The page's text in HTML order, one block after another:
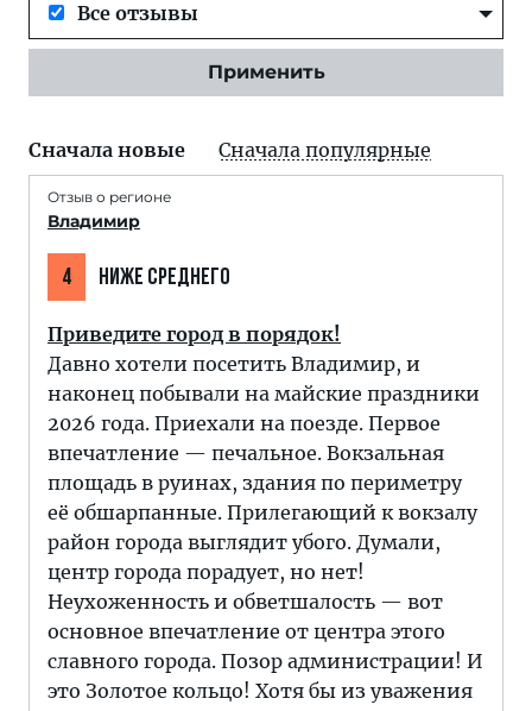
Все отзывы
Применить
Сначала новые Сначала популярные
Отзыв о регионе
Владимир
4 НИЖЕ СРЕДНЕГО
Приведите город в порядок!
Давно хотели посетить Владимир, и
наконец побывали на майские праздники
2026 года. Приехали на поезде. Первое
впечатление — печальное. Вокзальная
площадь в руинах, здания по периметру
её обшарпанные. Прилегающий к вокзалу
район города выглядит убого. Думали,
центр города порадует, но нет!
Неухоженность и обветшалость — вот
основное впечатление от центра этого
славного города. Позор администрации! И
это Золотое кольцо! Хотя бы из уважения